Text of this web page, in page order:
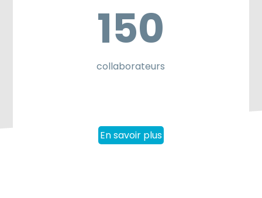
150
collaborateurs
En savoir plus